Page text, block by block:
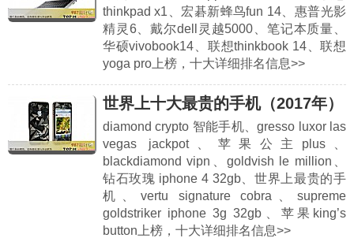
thinkpad x1、宏碁新蜂鸟fun 14、惠普光影
精灵6、戴尔dell灵越5000、笔记本质量、
华硕vivobook14、联想thinkbook 14、联想
yoga pro上榜，十大详细排名信息>>
世界上十大最贵的手机（2017年）
diamond crypto 智能手机、gresso luxor las
vegas jackpot、苹果公主plus、
blackdiamond vipn、goldvish le million、
钻石玫瑰 iphone 4 32gb、世界上最贵的手
机、vertu signature cobra、supreme
goldstriker iphone 3g 32gb、苹果king’s
button上榜，十大详细排名信息>>